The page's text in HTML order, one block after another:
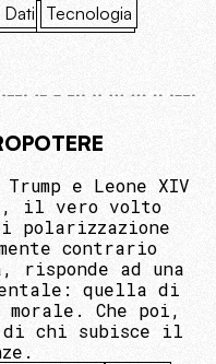
Dati Tecnologia
e Leone XIV
il vero volto
polarizzazione
contrario
ad una
quella di
morale. Che poi,
di chi subisce il